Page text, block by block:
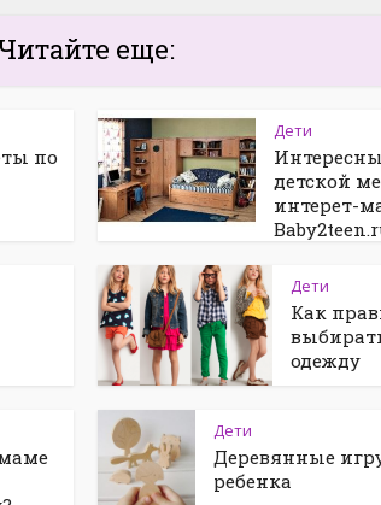
еще:
по
Дети
детской
интерет-
Дети
Как
одежду
Дети
Деревянные
ребенка